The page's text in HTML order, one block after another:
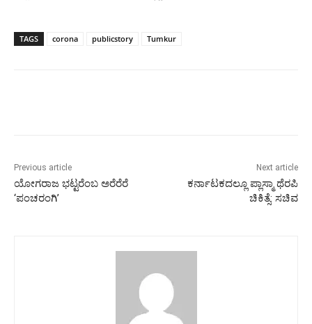
TAGS corona publicstory Tumkur
Previous article
ಯೋಗರಾಜ ಭಟ್ಟರೆಂಬ ಅರೆರೆರೆ
‘ಪಂಚರಂಗಿ’
Next article
ಕರ್ನಾಟಕದಲ್ಲೂ ಪ್ಲಾಸ್ಮಾ ಥೆರಪಿ
ಚಿಕಿತ್ಸೆ: ಸಚಿವ